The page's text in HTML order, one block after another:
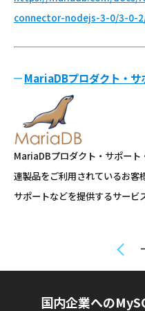
connector-nodejs-3-0/3-0-
MariaDBプロダクト・サ
MariaDBプロダクト・サポー
連製品をご利用されているお客
サポートなどを提供するサービ
国内企業への